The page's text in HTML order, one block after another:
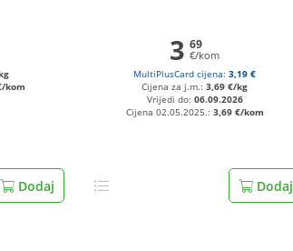
kom
Dodaj
3 69
€/kom
MultiPlusCard cijena:3,19 €
Cijena za j.m.:3,69 €/kg
Vrijedi do: 06.09.2026
Cijena 02.05.2025.: 3,69 €/kom
Dodaj